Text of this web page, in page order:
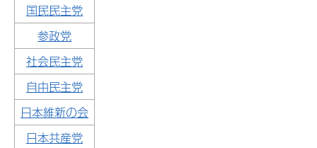
国民民主党
参政党
社会民主党
自由民主党
日本維新の会
日本共産党